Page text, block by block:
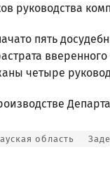
руководства
пять
четыре
область